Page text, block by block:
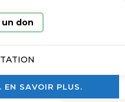
EN SAVOIR PLUS.
un don